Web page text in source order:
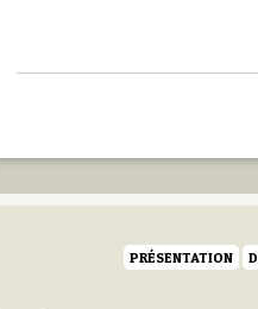
PRÉSENTATION